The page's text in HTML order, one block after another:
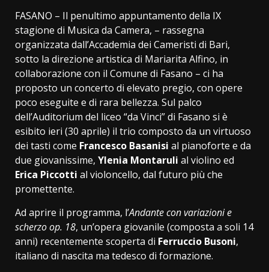
FASANO – Il penultimo appuntamento della IX
stagione di Musica da Camera, – rassegna
organizzata dall’Accademia dei Cameristi di Bari,
sotto la direzione artistica di Mariarita Alfino, in
collaborazione con il Comune di Fasano – ci ha
proposto un concerto di elevato pregio, con opere
poco eseguite e di rara bellezza. Sul palco
dell’Auditorium del liceo “da Vinci” di Fasano si è
esibito ieri (30 aprile) il trio composto da un virtuoso
dei tasti come Francesco Basanisi al pianoforte e da
due giovanissime, Ylenia Montaruli al violino ed
Erica Piccotti al violoncello, dal futuro più che
promettente.
Ad aprire il programma, l’Andante con variazioni e
scherzo op. 18, un’opera giovanile (composta a soli 14
anni) recentemente scoperta di Ferruccio Busoni,
italiano di nascita ma tedesco di formazione.